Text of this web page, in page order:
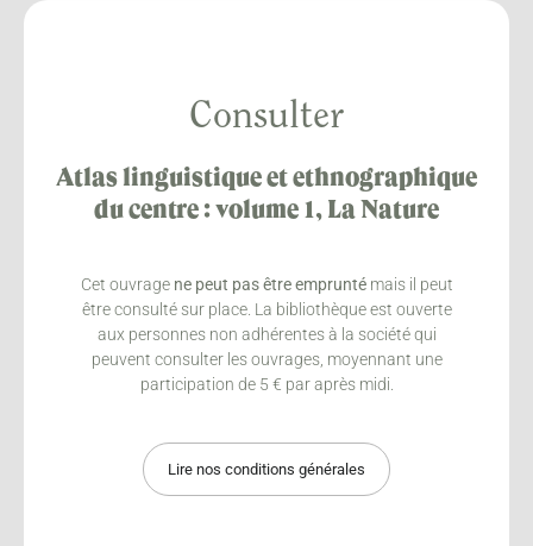
Consulter
Atlas linguistique et ethnographique
du centre : volume 1, La Nature
Cet ouvrage ne peut pas être empruntémais il peut
être consulté sur place. La bibliothèque est ouverte
aux personnes non adhérentes à la société qui
peuvent consulter les ouvrages, moyennant une
participation de 5 € par après midi.
Lire nos conditions générales